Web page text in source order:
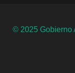
© 2025 Gobierno